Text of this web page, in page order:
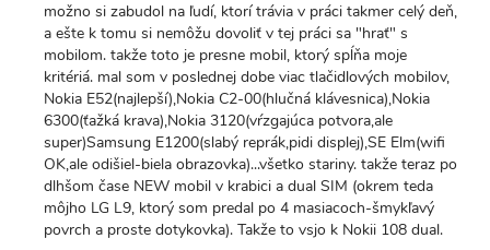
možno si zabudol na ľudí, ktorí trávia v práci takmer celý deň,
a ešte k tomu si nemôžu dovoliť v tej práci sa "hrať" s
mobilom. takže toto je presne mobil, ktorý spĺňa moje
kritériá. mal som v poslednej dobe viac tlačidlových mobilov,
Nokia E52(najlepší),Nokia C2-00(hlučná klávesnica),Nokia
6300(ťažká krava),Nokia 3120(vŕzgajúca potvora,ale
super)Samsung E1200(slabý reprák,pidi displej),SE Elm(wifi
OK,ale odišiel-biela obrazovka)...všetko stariny. takže teraz po
dlhšom čase NEW mobil v krabici a dual SIM (okrem teda
môjho LG L9, ktorý som predal po 4 masiacoch-šmykľavý
povrch a proste dotykovka). Takže to vsjo k Nokii 108 dual.